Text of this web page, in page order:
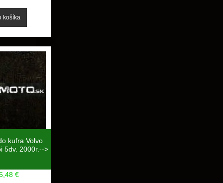
kufra Volvo
5dv. 2000r.-->
€